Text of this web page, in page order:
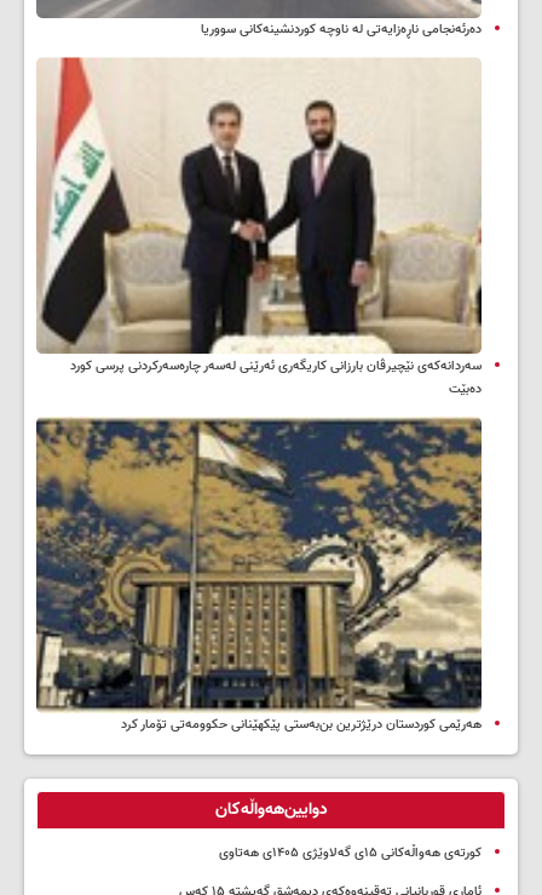
دەرئەنجامی ناڕەزایەتی لە ناوچە کوردنشینەکانی سووریا
سه‌ردانه‌کەی نێچیرڤان بارزانی كاریگه‌ری ئه‌رێنی له‌سه‌ر چاره‌سه‌ركردنی پرسی كورد
ده‌بێت
هەرێمی کوردستان درێژترین بن‌بەستی پێکهێنانی حکوومەتی تۆمار کرد
دوایین‌هەواڵەکان
کورتەی هەواڵەکانی ۱۵ی گەلاوێژی ۱۴۰۵ی هەتاوی